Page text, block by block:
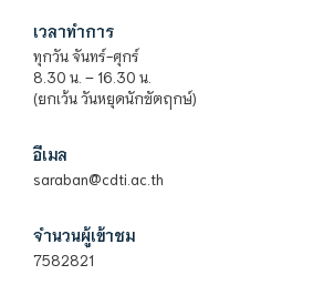
เวลาทำการ
ทุกวัน จันทร์-ศุกร์
8.30 น. – 16.30 น.
(ยกเว้น วันหยุดนักขัตฤกษ์)
อีเมล
saraban@cdti.ac.th
จำนวนผู้เข้าชม
7582821